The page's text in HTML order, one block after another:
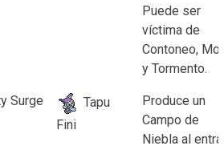
Puede ser
víctima de
Contoneo,
y Tormento.
Surge
Tapu
Fini
Produce un
Campo de
Niebla al